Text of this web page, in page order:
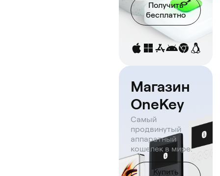
Получить
бесплатно
Магазин
OneKey
Самый
продвинутый
аппаратный
кошелек в мире.
Купить